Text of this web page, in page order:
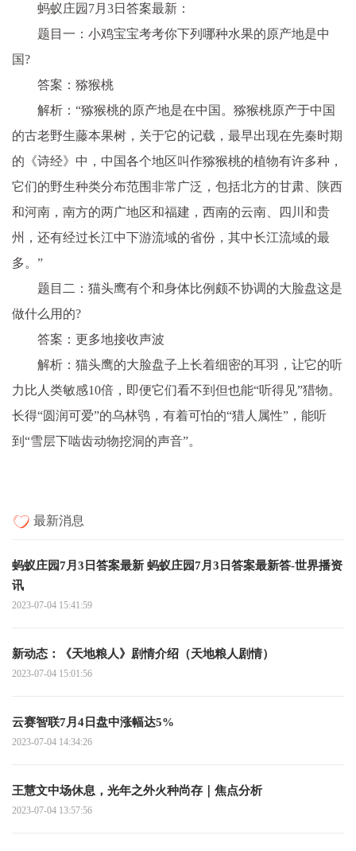
蚂蚁庄园7月3日答案最新：
题目一：小鸡宝宝考考你下列哪种水果的原产地是中
国?
答案：猕猴桃
解析：“猕猴桃的原产地是在中国。猕猴桃原产于中国
的古老野生藤本果树，关于它的记载，最早出现在先秦时期
的《诗经》中，中国各个地区叫作猕猴桃的植物有许多种，
它们的野生种类分布范围非常广泛，包括北方的甘肃、陕西
和河南，南方的两广地区和福建，西南的云南、四川和贵
州，还有经过长江中下游流域的省份，其中长江流域的最
多。”
题目二：猫头鹰有个和身体比例颇不协调的大脸盘这是
做什么用的?
答案：更多地接收声波
解析：猫头鹰的大脸盘子上长着细密的耳羽，让它的听
力比人类敏感10倍，即便它们看不到但也能“听得见”猎物。
长得“圆润可爱”的乌林鸮，有着可怕的“猎人属性”，能听
到“雪层下啮齿动物挖洞的声音”。
最新消息
蚂蚁庄园7月3日答案最新 蚂蚁庄园7月3日答案最新答-世界播资
讯
2023-07-04 15:41:59
新动态：《天地粮人》剧情介绍（天地粮人剧情）
2023-07-04 15:01:56
云赛智联7月4日盘中涨幅达5%
2023-07-04 14:34:26
王慧文中场休息，光年之外火种尚存｜焦点分析
2023-07-04 13:57:56